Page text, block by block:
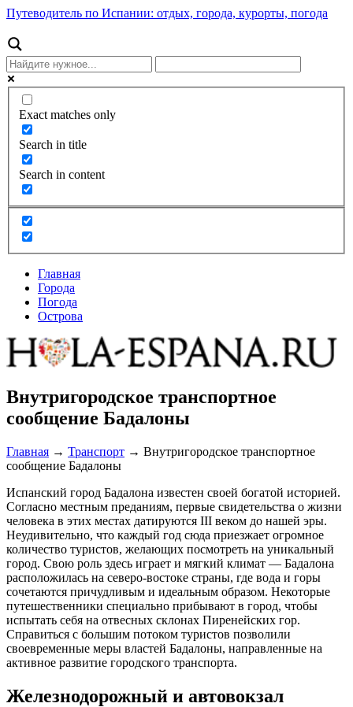
Путеводитель по Испании: отдых, города, курорты, погода
Exact matches only
Search in title
Search in content
Главная
Города
Погода
Острова
Внутригородское транспортное
сообщение Бадалоны
Главная → Транспорт → Внутригородское транспортное
сообщение Бадалоны
Испанский город Бадалона известен своей богатой историей.
Согласно местным преданиям, первые свидетельства о жизни
человека в этих местах датируются III веком до нашей эры.
Неудивительно, что каждый год сюда приезжает огромное
количество туристов, желающих посмотреть на уникальный
город. Свою роль здесь играет и мягкий климат — Бадалона
расположилась на северо-востоке страны, где вода и горы
сочетаются причудливым и идеальным образом. Некоторые
путешественники специально прибывают в город, чтобы
испытать себя на отвесных склонах Пиренейских гор.
Cправиться с большим потоком туристов позволили
своевременные меры властей Бадалоны, направленные на
активное развитие городского транспорта.
Железнодорожный и автовокзал